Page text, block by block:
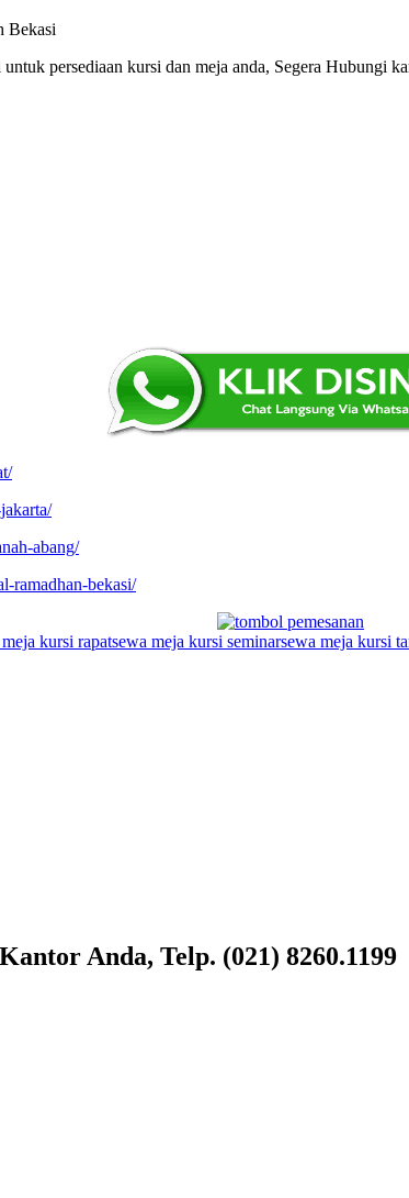
persediaan kursi dan meja anda, Segera Hubungi
abang/
ramadhan-bekasi/
kursi rapatsewa meja kursi seminarsewa meja kursi
Anda, Telp. (021) 8260.1199